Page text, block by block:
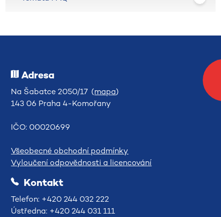
Adresa
Na Šabatce 2050/17 (mapa)
143 06 Praha 4-Komořany
IČO: 00020699
Všeobecné obchodní podmínky
Vyloučení odpovědnosti a licencování
Kontakt
Telefon: +420 244 032 222
Ústředna: +420 244 031 111